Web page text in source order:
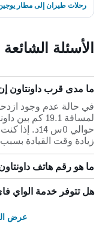
رحلات طيران إلى مطار
الأسئلة
ما مدى قرب داونتاون
في حالة عدم وجود
لمسافة 19.1
حوالي 0س
زيادة وقت القيادة
ما هو رقم هاتف
هل تتوفر خدمة الواي
عرض